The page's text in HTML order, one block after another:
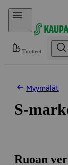
Hyppää sisältöön
Tuotteet
Myymälät
S-
Ruoan